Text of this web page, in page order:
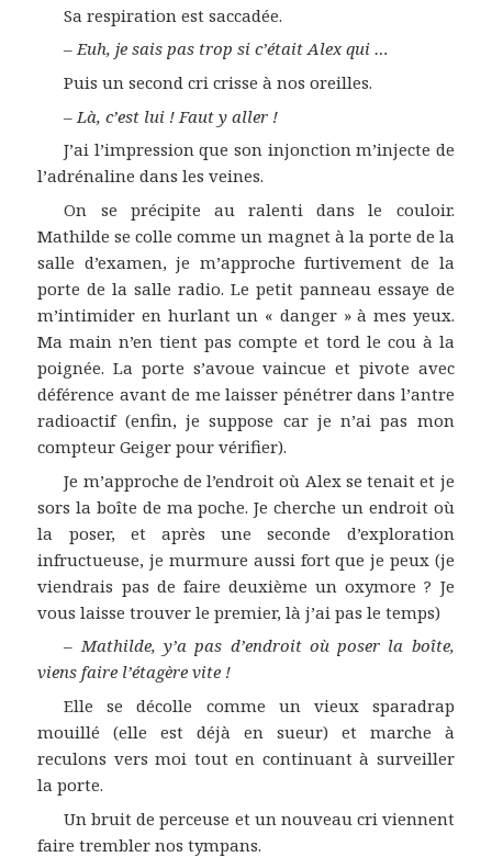
Sa respiration est saccadée.
–Euh, je sais pas trop si c’était Alex qui …
Puis un second cri crisse à nos oreilles.
– Là, c’est lui ! Faut y aller !
J’ai l’impression que son injonction m’injecte de
l’adrénaline dans les veines.
On se précipite au ralenti dans le couloir.
Mathilde se colle comme un magnet à la porte de la
salle d’examen, je m’approche furtivement de la
porte de la salle radio. Le petit panneau essaye de
m’intimider en hurlant un « danger » à mes yeux.
Ma main n’en tient pas compte et tord le cou à la
poignée. La porte s’avoue vaincue et pivote avec
déférence avant de me laisser pénétrer dans l’antre
radioactif (enfin, je suppose car je n’ai pas mon
compteur Geiger pour vérifier).
Je m’approche de l’endroit où Alex se tenait et je
sors la boîte de ma poche. Je cherche un endroit où
la poser, et après une seconde d’exploration
infructueuse, je murmure aussi fort que je peux (je
viendrais pas de faire deuxième un oxymore ? Je
vous laisse trouver le premier, là j’ai pas le temps)
–Mathilde, y’a pas d’endroit où poser la boîte,
viens faire l’étagère vite !
Elle se décolle comme un vieux sparadrap
mouillé (elle est déjà en sueur) et marche à
reculons vers moi tout en continuant à surveiller
la porte.
Un bruit de perceuse et un nouveau cri viennent
faire trembler nos tympans.